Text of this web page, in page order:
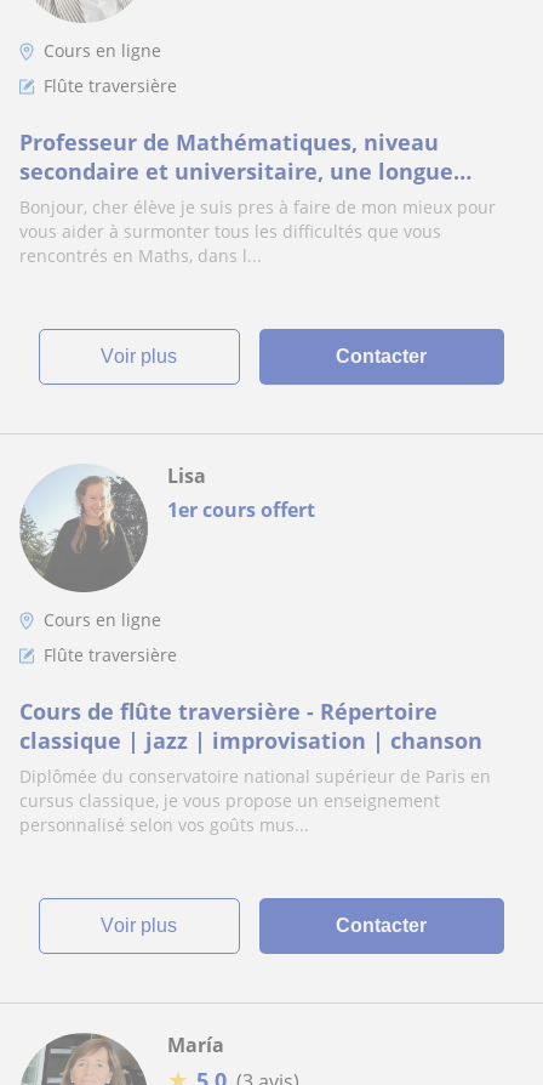
Cours en ligne
Flûte traversière
Professeur de Mathématiques, niveau
secondaire et universitaire, une longue
expérience dans l'enseignement en lycée
Bonjour, cher élève je suis pres à faire de mon mieux pour
vous aider à surmonter tous les difficultés que vous
rencontrés en Maths, dans l...
voir plus Contacter
1er cours offert
Lisa
Cours en ligne
Flûte traversière
Cours de flûte traversière - Répertoire
classique | jazz | improvisation | chanson
Diplômée du conservatoire national supérieur de Paris en
cursus classique, je vous propose un enseignement
personnalisé selon vos goûts mus...
voir plus Contacter
María